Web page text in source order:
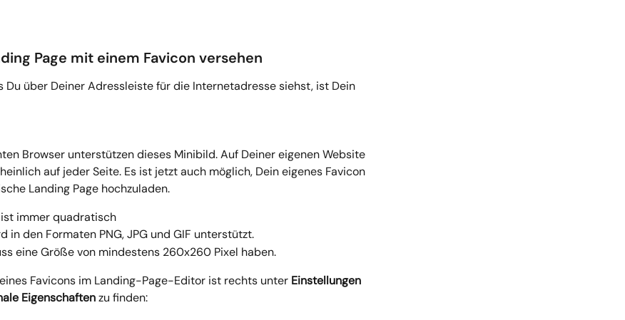
Page mit einem Favicon versehen
Du über Deiner Adressleiste für die Internetadresse siehst, ist Dein
Browser unterstützen dieses Minibild. Auf Deiner eigenen Website
auf jeder Seite. Es ist jetzt auch möglich, Dein eigenes Favicon
Landing Page hochzuladen.
ist immer quadratisch
in den Formaten PNG, JPG und GIF unterstützt.
eine Größe von mindestens 260x260 Pixel haben.
Favicons im Landing-Page-Editor ist rechts unter Einstellungen
Eigenschaften zu finden: